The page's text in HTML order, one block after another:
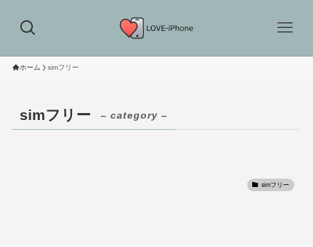
ホーム simフリー
simフリー – category –
simフリー